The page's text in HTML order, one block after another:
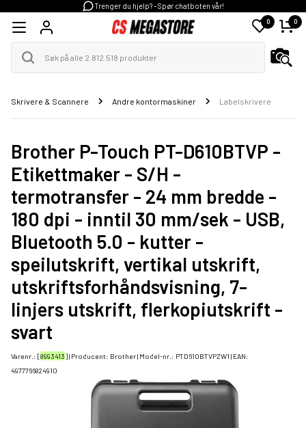
Trenger du hjelp? - Spør chatboten vår!
0 0
Skrivere & Scannere Andre kontormaskiner Labelskrivere
Brother P-Touch PT-D610BTVP -
Etikettmaker - S/H -
termotransfer - 24 mm bredde -
180 dpi - inntil 30 mm/sek - USB,
Bluetooth 5.0 - kutter -
speilutskrift, vertikal utskrift,
utskriftsforhåndsvisning, 7-
linjers utskrift, flerkopiutskrift -
svart
Varenr.: [8993413] | Producent: Brother| Model-nr.: PTD610BTVPZW1 | EAN:
4977766824910